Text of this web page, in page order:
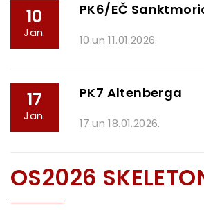
10
Jan.
PK6/EČ
10.un 11.01.2026.
17
Jan.
PK7 Altenberga
17.un 18.01.2026.
OS2026